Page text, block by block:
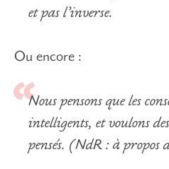
et pas l’inverse.
Ou encore :
Nous pensons que les
intelligents, et voulons
pensés. (NdR : à propos